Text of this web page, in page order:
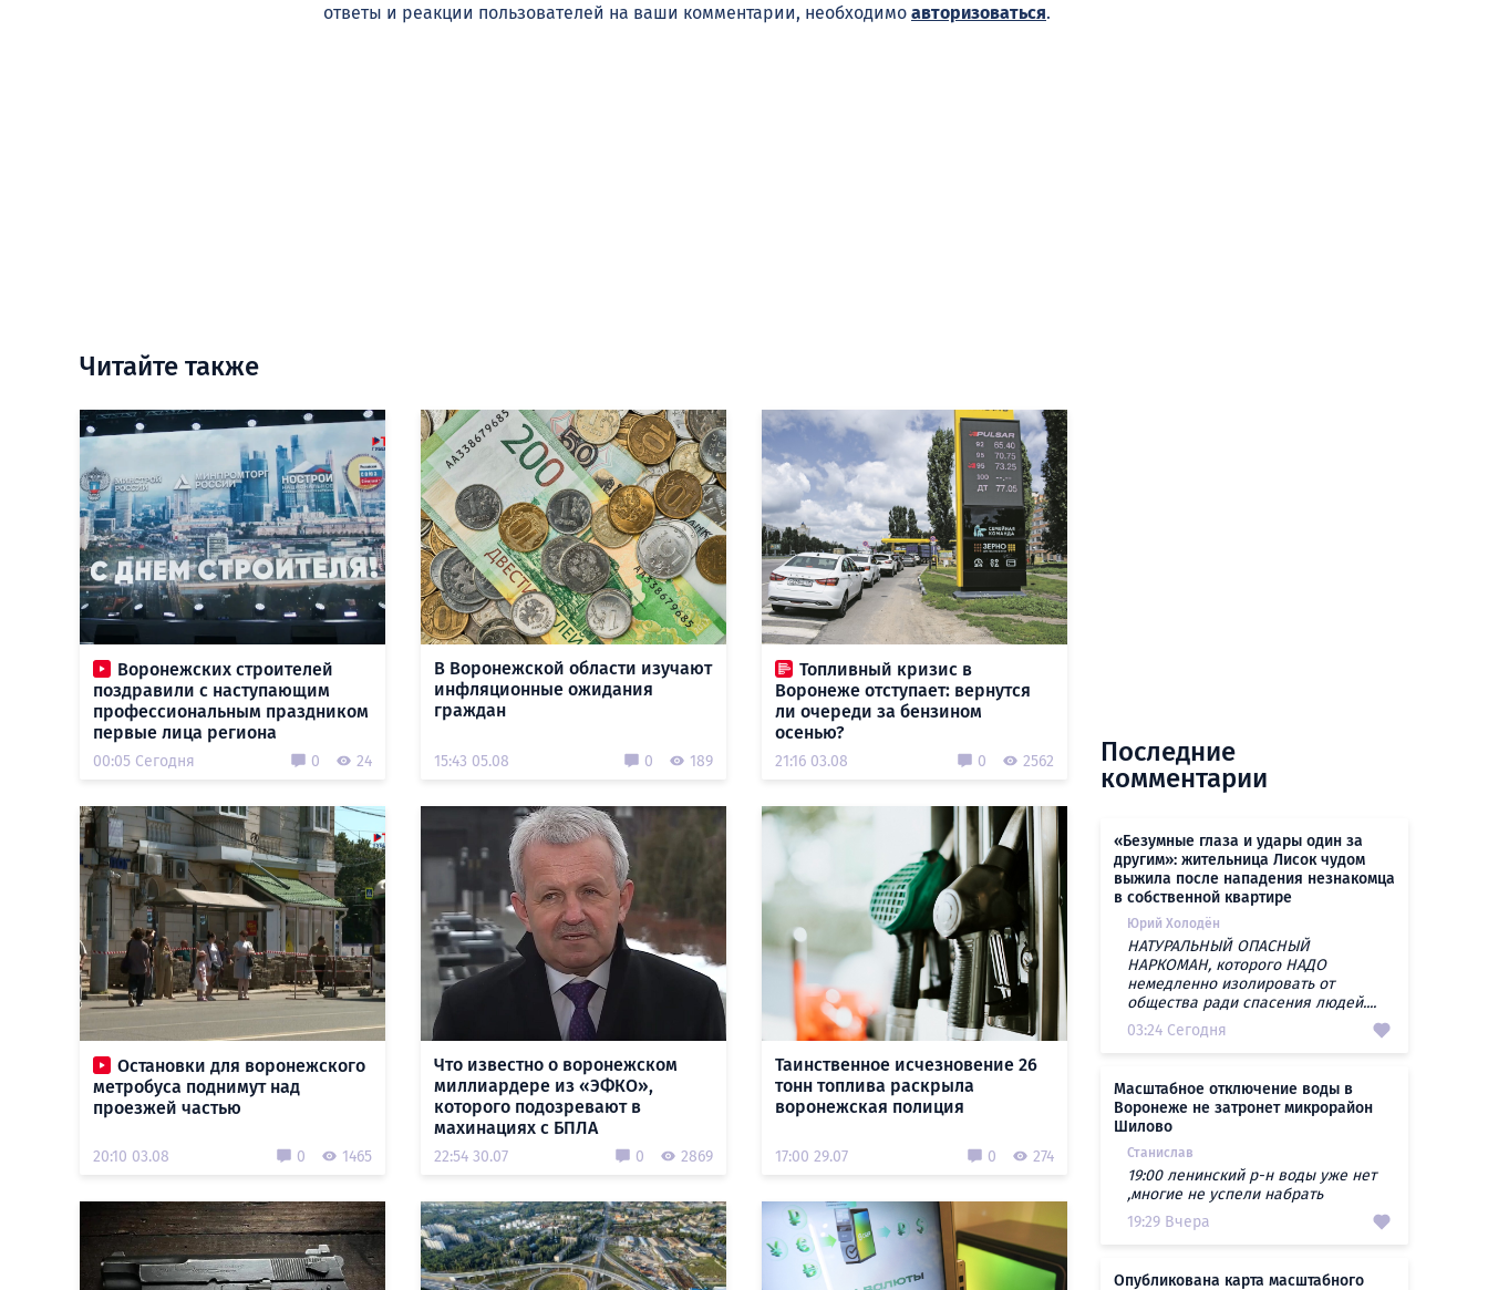
ответы и реакции пользователей на ваши комментарии, необходимо авторизоваться.
Читайте также
Воронежских строителей
поздравили с наступающим
профессиональным праздником
первые лица региона
00:05 Сегодня 0 24
В Воронежской области изучают
инфляционные ожидания
граждан
15:43 05.08 0 189
Топливный кризис в
Воронеже отступает: вернутся
ли очереди за бензином
осенью?
21:16 03.08 0 2562
Остановки для воронежского
метробуса поднимут над
проезжей частью
20:10 03.08 0 1465
Что известно о воронежском
миллиардере из «ЭФКО»,
которого подозревают в
махинациях с БПЛА
22:54 30.07 0 2869
Таинственное исчезновение 26
тонн топлива раскрыла
воронежская полиция
17:00 29.07 0 274
Последние
комментарии
«Безумные глаза и удары один за
другим»: жительница Лисок чудом
выжила после нападения незнакомца
в собственной квартире
Юрий Холодён
НАТУРАЛЬНЫЙ ОПАСНЫЙ
НАРКОМАН, которого НАДО
немедленно изолировать от
общества ради спасения людей....
03:24 Сегодня
Масштабное отключение воды в
Воронеже не затронет микрорайон
Шилово
Станислав
19:00 ленинский р-н воды уже нет
,многие не успели набрать
19:29 Вчера
Опубликована карта масштабного